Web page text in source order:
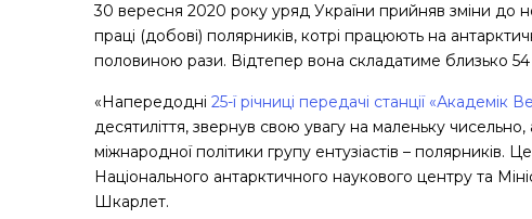
30 вересня 2020 року уряд України прийняв зміни до
праці (добові) полярників, котрі працюють на
половиною рази. Відтепер вона складатиме близько 54
«Напередодні 25-ї річниці передачі станції «Академік
десятиліття, звернув свою увагу на маленьку
міжнародної політики групу ентузіастів –
Національного антарктичного наукового центру та
Шкарлет.